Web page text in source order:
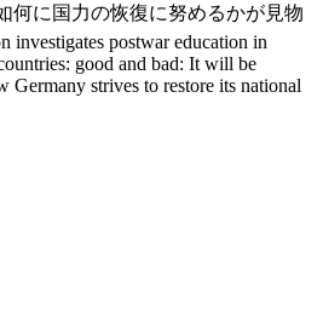
何に国力の恢復に努めるかが見物
investigates postwar education in
good and bad: It will be
Germany strives to restore its national